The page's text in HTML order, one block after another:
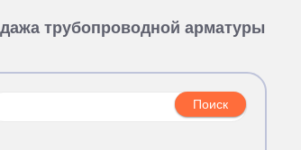
трубопроводной арматуры